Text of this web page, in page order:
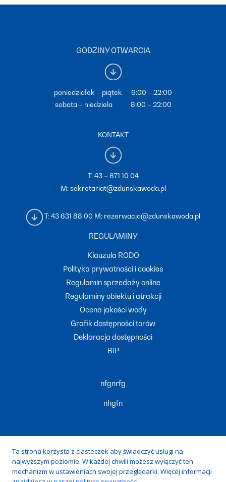
GODZINY OTWARCIA
poniedziałek – piątek 6:00 – 22:00
sobota – niedziela 8:00 – 22:00
KONTAKT
T:43 – 671 10 04
M:sekretariat@zdunskawoda.pl
T:43 631 88 00 M: rezerwacja@zdunskawoda.pl
REGULAMINY
Klauzula RODO
Polityka prywatności i cookies
Regulamin sprzedaży online
Regulaminy obiektu i atrakcji
Ocena jakości wody
Grafik dostępności torów
Deklaracja dostępności
BIP
nfgnrfg
nhgfn
Zduńska Woda, ul. prof. Tadeusza Kobusiewicza 20, 98-220
Ta strona korzysta z ciasteczek aby świadczyć usługi na
najwyższym poziomie. W każdej chwili możesz wyłączyć ten
mechanizm w ustawieniach swojej przeglądarki. Więcej informacji